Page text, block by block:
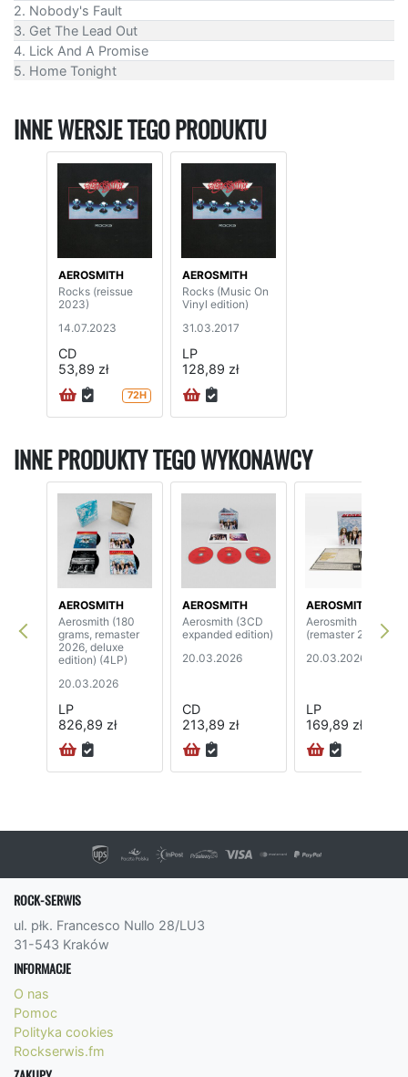
2. Nobody's Fault
3. Get The Lead Out
4. Lick And A Promise
5. Home Tonight
INNE WERSJE TEGO PRODUKTU
AEROSMITH
Rocks (reissue
2023)
14.07.2023
CD
53,89 zł
72H
AEROSMITH
Rocks (Music On
Vinyl edition)
31.03.2017
LP
128,89 zł
INNE PRODUKTY TEGO WYKONAWCY
AEROSMITH
Aerosmith (180
grams, remaster
2026, deluxe
edition) (4LP)
20.03.2026
LP
826,89 zł
AEROSMITH
Aerosmith (3CD
expanded edition)
20.03.2026
CD
213,89 zł
AEROSMITH
Aerosmith
(remaster 2026)
20.03.2026
LP
169,89 zł
ROCK-SERWIS
ul. płk. Francesco Nullo 28/LU3
31-543 Kraków
INFORMACJE
O nas
Pomoc
Polityka cookies
Rockserwis.fm